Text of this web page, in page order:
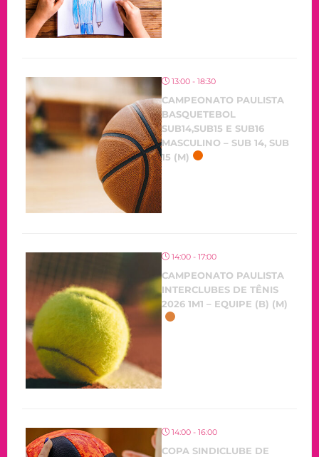
13:00 - 18:30
CAMPEONATO PAULISTA
BASQUETEBOL
SUB14,SUB15 E SUB16
MASCULINO – SUB 14, SUB
15 (M)
14:00 - 17:00
CAMPEONATO PAULISTA
INTERCLUBES DE TÊNIS
2026 1M1 – EQUIPE (B) (M)
14:00 - 16:00
COPA SINDICLUBE DE